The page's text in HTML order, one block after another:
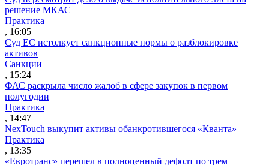
решение МКАС
Практика
, 16:05
Суд ЕС истолкует санкционные нормы о разблокировке
активов
Санкции
, 15:24
ФАС раскрыла число жалоб в сфере закупок в первом
полугодии
Практика
, 14:47
NexTouch выкупит активы обанкротившегося «Кванта»
Практика
, 13:35
«Евротранс» перешел в полноценный дефолт по трем